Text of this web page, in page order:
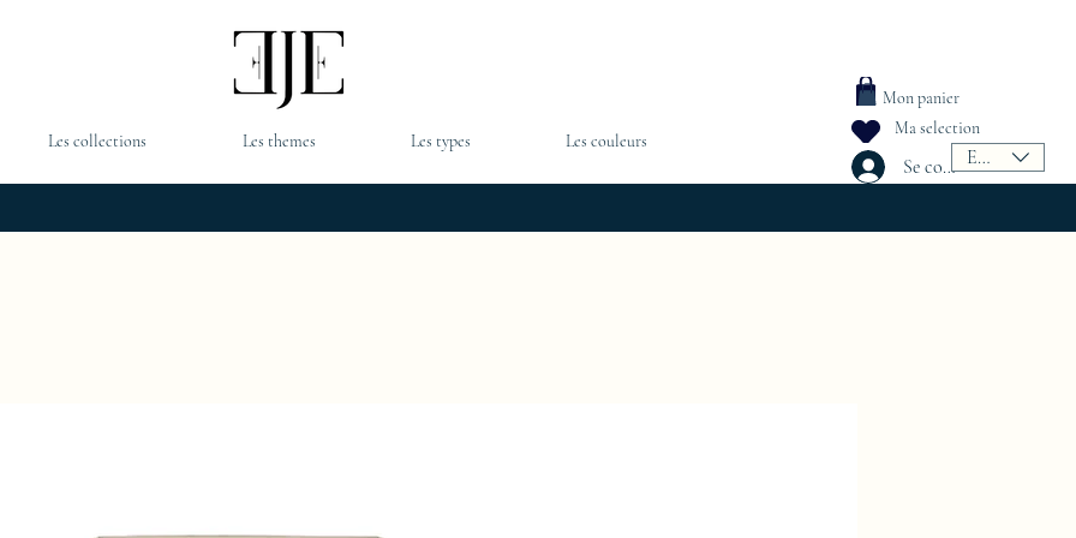
Les collections Les themes Les types Les couleurs
Mon panier
Ma selection
Se connecterEUR (€)